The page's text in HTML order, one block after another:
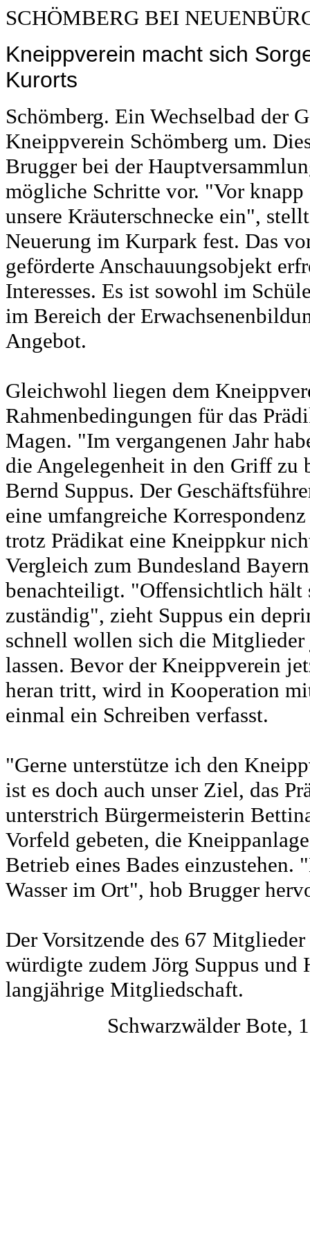
SCHÖMBERG BEI
Kneippverein macht sich
Kurorts
Schömberg. Ein Wechselbad der
Kneippverein Schömberg um.
Brugger bei der
mögliche Schritte vor. "Vor
unsere Kräuterschnecke ein",
Neuerung im Kurpark fest. Das
geförderte Anschauungsobjekt
Interesses. Es ist sowohl im
im Bereich der
Angebot.
Gleichwohl liegen dem
Rahmenbedingungen für das
Magen. "Im vergangenen Jahr
die Angelegenheit in den Griff zu
Bernd Suppus. Der
eine umfangreiche
trotz Prädikat eine Kneippkur
Vergleich zum Bundesland
benachteiligt. "Offensichtlich hält
zuständig", zieht Suppus ein
schnell wollen sich die
lassen. Bevor der Kneippverein
heran tritt, wird in Kooperation
einmal ein Schreiben verfasst.
"Gerne unterstütze ich den
ist es doch auch unser Ziel, das
unterstrich Bürgermeisterin
Vorfeld gebeten, die
Betrieb eines Bades
Wasser im Ort", hob Brugger
Der Vorsitzende des 67
würdigte zudem Jörg Suppus und
langjährige Mitgliedschaft.
Schwarzwälder Bote,